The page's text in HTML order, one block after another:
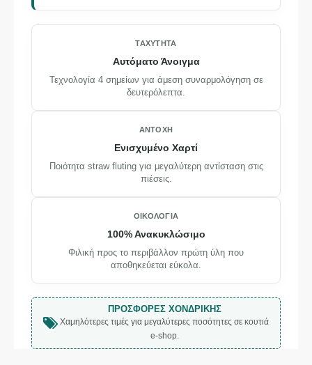
ΤΑΧΎΤΗΤΑ
Αυτόματο Άνοιγμα
Τεχνολογία 4 σημείων για άμεση συναρμολόγηση σε
δευτερόλεπτα.
ΑΝΤΟΧΉ
Ενισχυμένο Χαρτί
Ποιότητα straw fluting για μεγαλύτερη αντίσταση στις
πιέσεις.
ΟΙΚΟΛΟΓΊΑ
100% Ανακυκλώσιμο
Φιλική προς το περιβάλλον πρώτη ύλη που
αποθηκεύεται εύκολα.
ΠΡΟΣΦΟΡΈΣ ΧΟΝΔΡΙΚΉΣ
Χαμηλότερες τιμές για μεγαλύτερες ποσότητες σε κουτιά
e-shop.